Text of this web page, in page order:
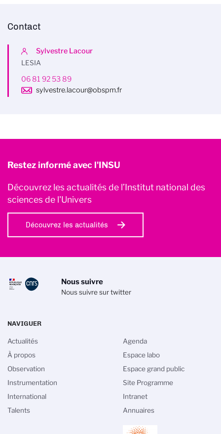
Contact
Sylvestre Lacour
LESIA
06 81 92 53 89
sylvestre.lacour@obspm.fr
Restez informé avec l'INSU
Découvrez les actualités de l’Institut national des
sciences de l'Univers
Découvrez les actualités
Nous suivre
Nous suivre sur twitter
NAVIGUER
Actualités
À propos
Observation
Instrumentation
International
Talents
Agenda
Espace labo
Espace grand public
Site Programme
Intranet
Annuaires